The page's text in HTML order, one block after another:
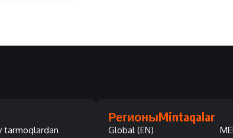
tarmoqlardan
РегионыMintaqalar
Global (EN)